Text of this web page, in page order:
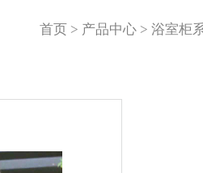
首页 > 产品中心 > 浴室柜